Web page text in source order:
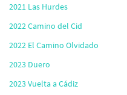
2021 Las Hurdes
2022 Camino del Cid
2022 El Camino Olvidado
2023 Duero
2023 Vuelta a Cádiz